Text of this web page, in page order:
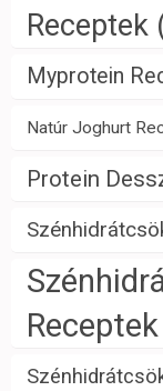
Receptek
Myprotein
Natúr Joghurt
Protein
Receptek